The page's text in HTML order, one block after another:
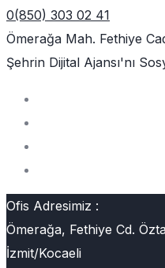
0(850) 303 02 41
Ömerağa Mah. Fethiye
Şehrin Dijital Ajansı'nı
Ofis Adresimiz :
Ömerağa, Fethiye Cd.
İzmit/Kocaeli